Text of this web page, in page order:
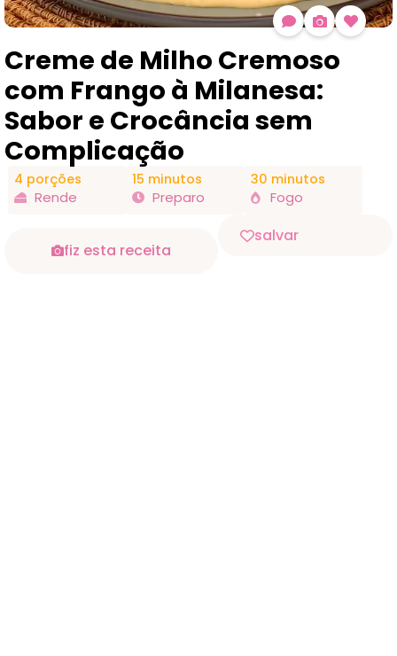
Creme de Milho Cremoso
com Frango à Milanesa:
Sabor e Crocância sem
Complicação
4 porções
Rende
15 minutos
Preparo
30 minutos
Fogo
fiz esta receita
salvar